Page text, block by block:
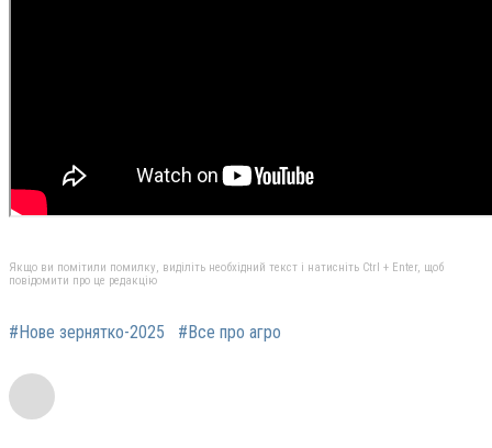
Якщо ви помітили помилку, виділіть необхідний текст і натисніть Ctrl + Enter, щоб
повідомити про це редакцію
#Нове зернятко-2025 #Все про агро